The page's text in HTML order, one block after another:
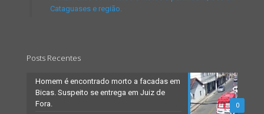
Cataguases e região.
Posts Recentes
0
Homem é encontrado morto a facadas em
Bicas. Suspeito se entrega em Juiz de
Fora.